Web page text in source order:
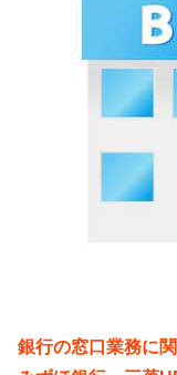
銀行の窓口業務に関